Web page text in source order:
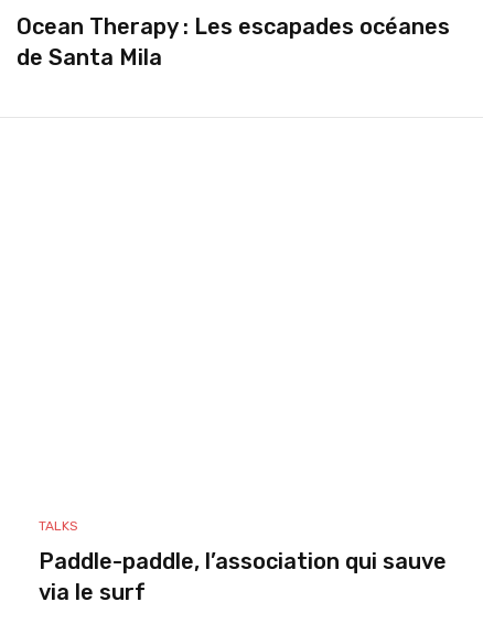
Ocean Therapy : Les escapades océanes
de Santa Mila
TALKS
Paddle-paddle, l’association qui sauve
via le surf